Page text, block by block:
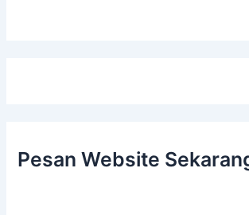
Pesan Website